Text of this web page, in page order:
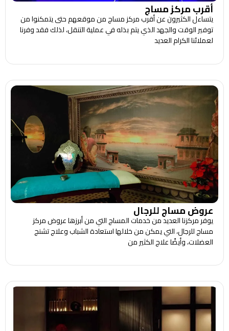
أقرب مركز مساج
يتساءل الكثيرون عن أقرب مركز مساج من موقعهم حتى يتمكنوا من
توفير الوقت والجهد الذي يتم بذله في عملية التنقل، لذلك فقد وفرنا
لعملائنا الكرام العديد
عروض مساج للرجال
يوفر مركزنا العديد من خدمات المساج التي من أبرزها عروض مركز
مساج للرجال، التي يمكن من خلالها استعادة الشباب وعلاج تشنج
العضلات، وأيضًا علاج الكثير من